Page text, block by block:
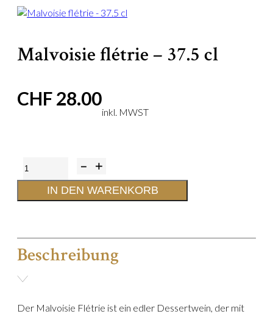
Malvoisie flétrie – 37.5 cl
CHF28.00
Malvoisie
flétrie
cl
Menge
IN DEN WARENKORB
Beschreibung
Der Malvoisie Flétrie ist ein edler Dessertwein, der mit